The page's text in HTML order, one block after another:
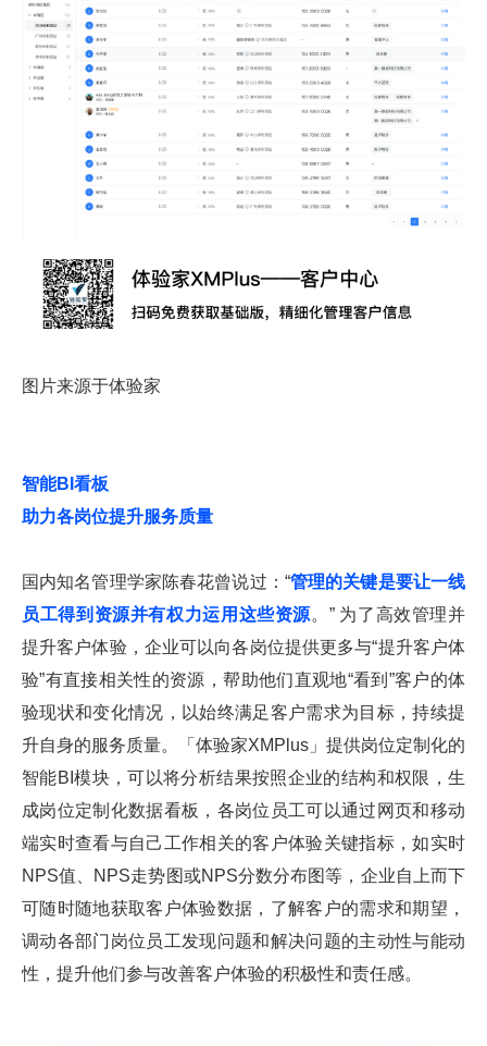
图片来源于体验家
智能BI看板
助力各岗位提升服务质量
国内知名管理学家陈春花曾说过：“管理的关键是要让一线
员工得到资源并有权力运用这些资源。” 为了高效管理并
提升客户体验，企业可以向各岗位提供更多与“提升客户体
验”有直接相关性的资源，帮助他们直观地“看到”客户的体
验现状和变化情况，以始终满足客户需求为目标，持续提
升自身的服务质量。「体验家XMPlus」提供岗位定制化的
智能BI模块，可以将分析结果按照企业的结构和权限，生
成岗位定制化数据看板，各岗位员工可以通过网页和移动
端实时查看与自己工作相关的客户体验关键指标，如实时
NPS值、NPS走势图或NPS分数分布图等，企业自上而下
可随时随地获取客户体验数据，了解客户的需求和期望，
调动各部门岗位员工发现问题和解决问题的主动性与能动
性，提升他们参与改善客户体验的积极性和责任感。